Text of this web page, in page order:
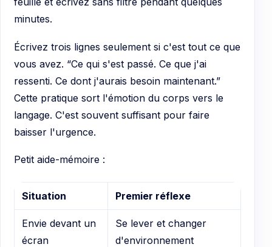
minutes.
Écrivez trois lignes seulement si c'est tout ce que
vous avez. “Ce qui s'est passé. Ce que j'ai
ressenti. Ce dont j'aurais besoin maintenant.”
Cette pratique sort l'émotion du corps vers le
langage. C'est souvent suffisant pour faire
baisser l'urgence.
Petit aide-mémoire :
Situation Premier réflexe
Envie devant un
écran
Se lever et changer
d'environnement